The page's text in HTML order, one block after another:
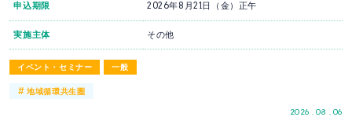
イベント・セミナー 一般
2026 . 08 . 06
申込期限 2026年8月21日（金）正午
実施主体 その他
#地域循環共生圏